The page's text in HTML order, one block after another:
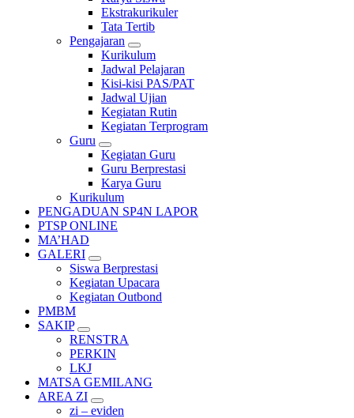
Ekstrakurikuler
Tata Tertib
Pengajaran
Kurikulum
Jadwal Pelajaran
Kisi-kisi PAS/PAT
Jadwal Ujian
Kegiatan Rutin
Kegiatan Terprogram
Guru
Kegiatan Guru
Guru Berprestasi
Karya Guru
Kurikulum
PENGADUAN SP4N LAPOR
PTSP ONLINE
MA’HAD
GALERI
Siswa Berprestasi
Kegiatan Upacara
Kegiatan Outbond
PMBM
SAKIP
RENSTRA
PERKIN
LKJ
MATSA GEMILANG
AREA ZI
zi – eviden